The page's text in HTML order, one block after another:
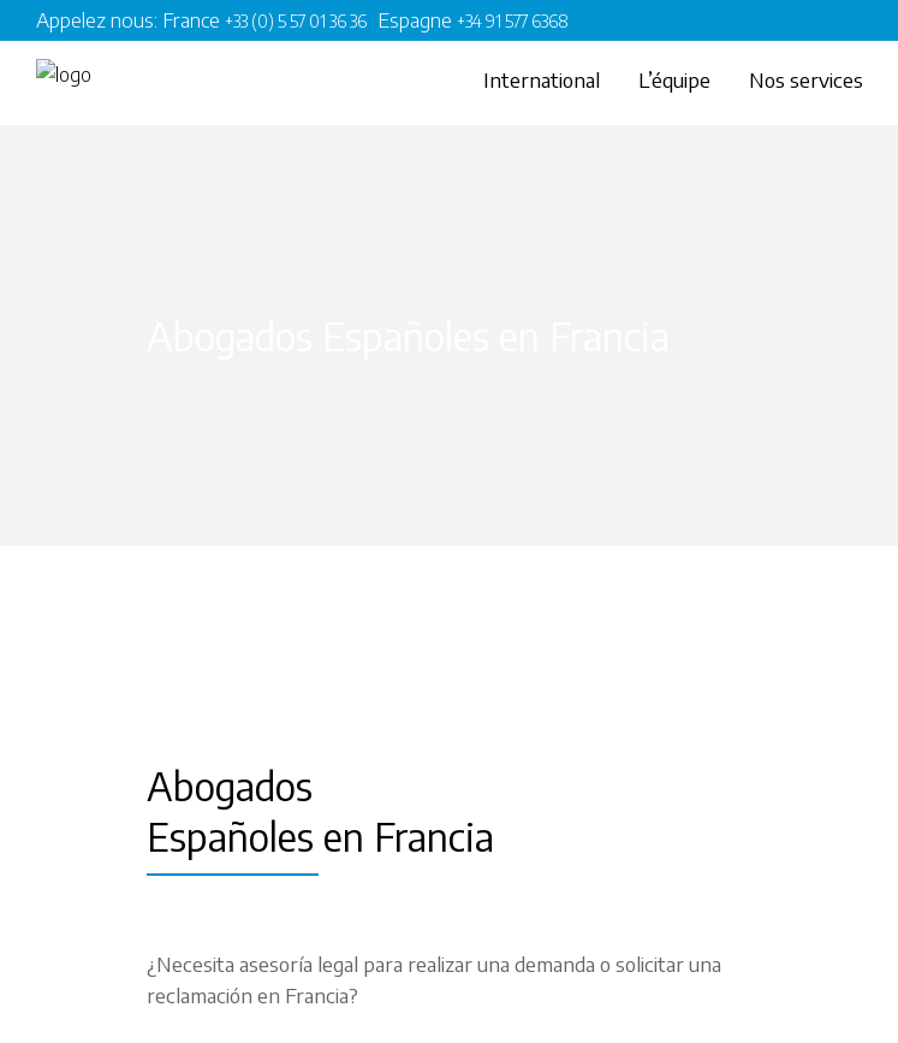
Appelez nous: France +33 (0) 5 57 01 36 36 Espagne +34 91 577 6368
International L’équipe Nos services
Abogados
Españoles en Francia
¿Necesita asesoría legal para realizar una demanda o solicitar una
reclamación en Francia?